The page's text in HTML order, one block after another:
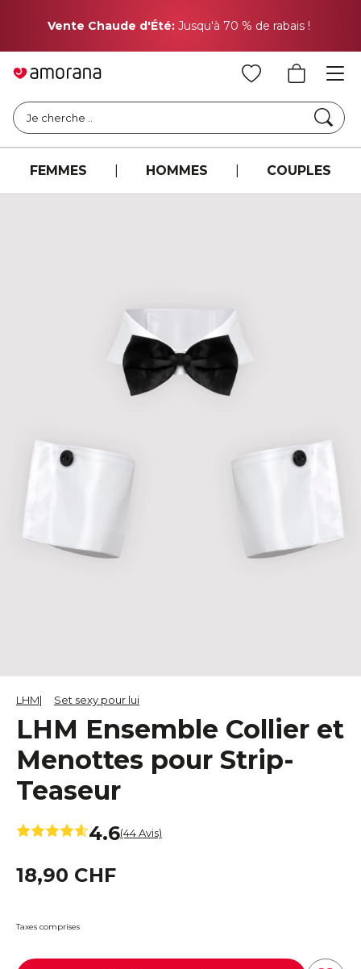
Vente Chaude d'Été: Jusqu'à 70 % de rabais !
Je cherche ..
FEMMES HOMMES COUPLES
LHM Set sexy pour lui
LHM Ensemble Collier et
Menottes pour Strip-
Teaseur
4.6(44 Avis)
18,90 CHF
Taxes comprises